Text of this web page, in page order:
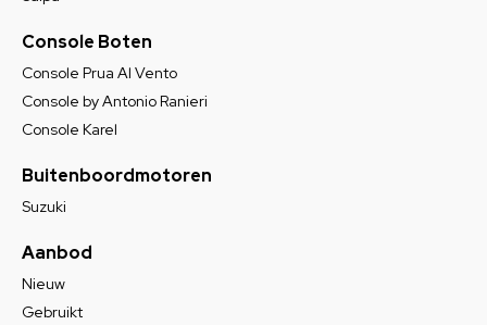
Console Boten
Console Prua Al Vento
Console by Antonio Ranieri
Console Karel
Buitenboordmotoren
Suzuki
Aanbod
Nieuw
Gebruikt